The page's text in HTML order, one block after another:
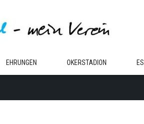
EHRUNGEN OKERSTADION